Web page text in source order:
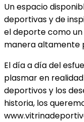
Un espacio
deportivas y de
el deporte como
manera altamente
El día a día del
plasmar en
deportivos y los
historia, los